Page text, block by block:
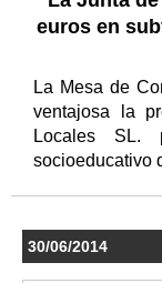
euros en
La Mesa de
ventajosa la
Locales SL.
socioeducativo
30/06/2014